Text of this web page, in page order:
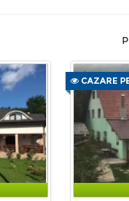
CAZARE